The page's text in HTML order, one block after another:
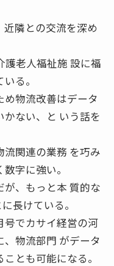
隣との交流を深め
護老人福祉施 設に福
る。
物流改善はデータ
ない、と いう話を
関連の業務 を巧み
字に強い。
、もっと本 質的な
長けている。
号でカサイ経営の河
物流部門 がデータ
とも可能になる。